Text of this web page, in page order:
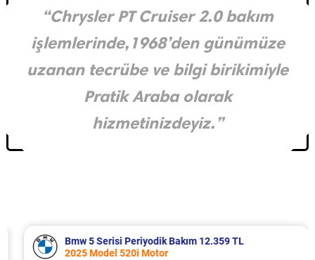
“Chrysler PT Cruiser 2.0 bakım
işlemlerinde,1968’den günümüze
uzanan tecrübe ve bilgi birikimiyle
Pratik Araba olarak
hizmetinizdeyiz.”
Bmw 5 Serisi Periyodik Bakım 12.359 TL
2025 Model 520i Motor